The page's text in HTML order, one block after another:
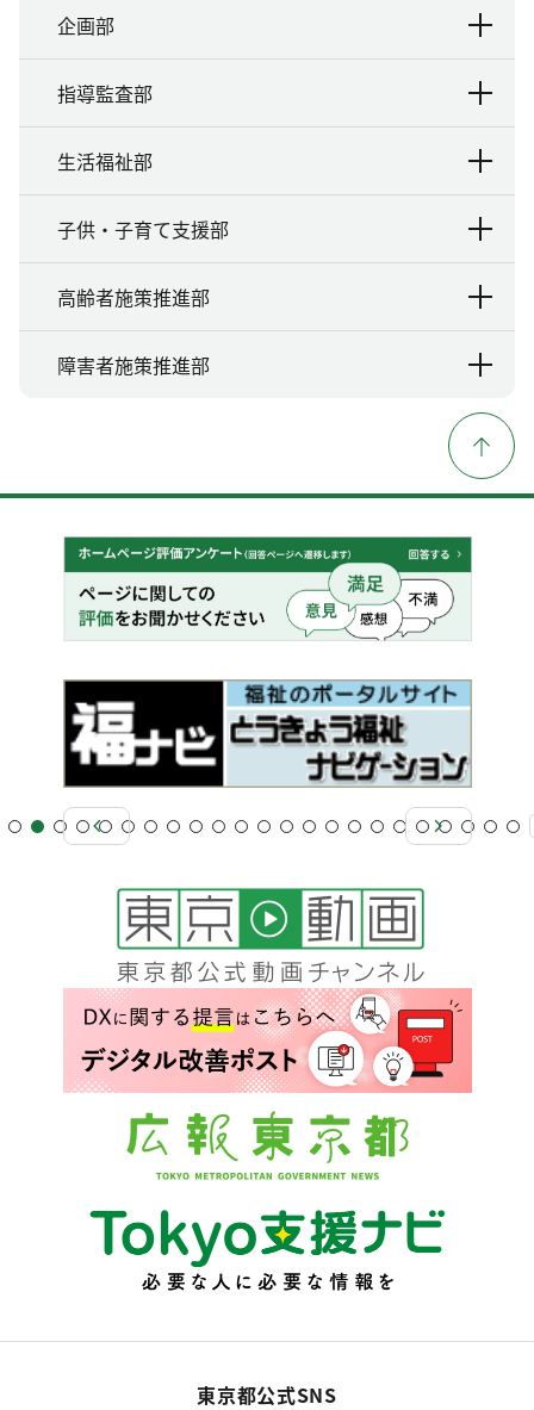
企画部
指導監査部
生活福祉部
子供・子育て支援部
高齢者施策推進部
障害者施策推進部
東京都公式SNS